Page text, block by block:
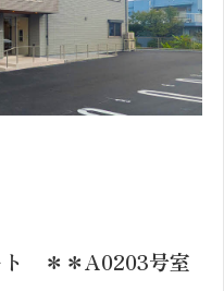
＊＊A0203号室